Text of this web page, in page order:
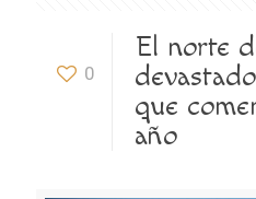
0
El norte
que
año